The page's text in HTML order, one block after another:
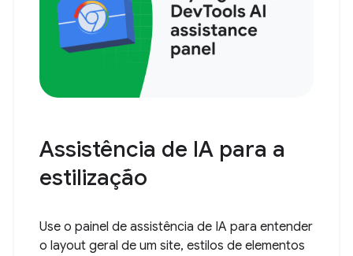
Assistência de IA para a
estilização
Use o painel de assistência de IA para entender
o layout geral de um site, estilos de elementos